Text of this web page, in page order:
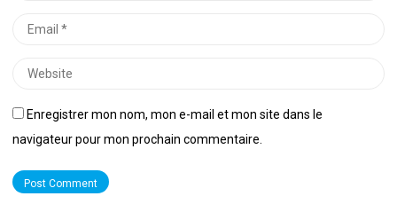
Email
Website
Enregistrer mon nom, mon e-mail et mon site dans le
navigateur pour mon prochain commentaire.